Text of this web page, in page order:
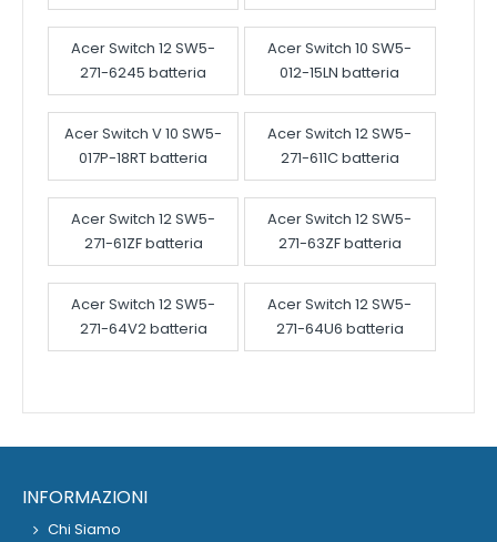
Acer Switch 12 SW5-
271-6245 batteria
Acer Switch 10 SW5-
012-15LN batteria
Acer Switch V 10 SW5-
017P-18RT batteria
Acer Switch 12 SW5-
271-611C batteria
Acer Switch 12 SW5-
271-61ZF batteria
Acer Switch 12 SW5-
271-63ZF batteria
Acer Switch 12 SW5-
271-64V2 batteria
Acer Switch 12 SW5-
271-64U6 batteria
INFORMAZIONI
Chi Siamo